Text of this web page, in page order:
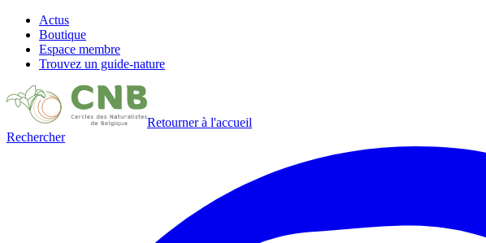
Actus
Boutique
Espace membre
Trouvez un guide-nature
Retourner à l'accueil
Rechercher